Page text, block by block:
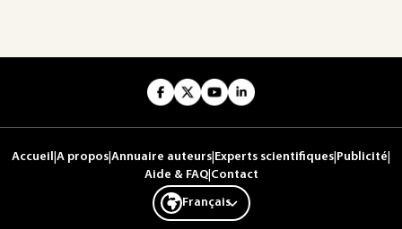
Accueil A propos Annuaire auteurs Experts scientifiques Publicité
Aide & FAQ| Contact
Français